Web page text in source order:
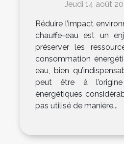
Jeudi 14 août
Réduire l’impact
chauffe-eau est un
préserver les
consommation
eau, bien
peut être à
énergétiques
pas utilisé de manière...